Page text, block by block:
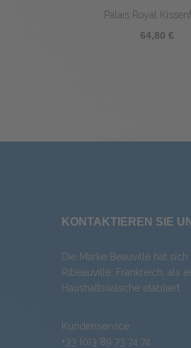
Quadratisches Füllkissen
KONTAKTIEREN SIE
Die Marke Beauvillé hat
Ribeauvillé, Frankreich, als
Haushaltswäsche etabliert.
Kundenservice
+33 (0)3 89 73 74 74